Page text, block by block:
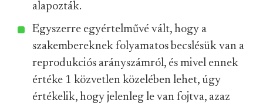
alapozták.
Egyszerre egyértelművé vált, hogy a
szakembereknek folyamatos becslésük van a
reprodukciós arányszámról, és mivel ennek
értéke 1 közvetlen közelében lehet, úgy
értékelik, hogy jelenleg le van fojtva, azaz